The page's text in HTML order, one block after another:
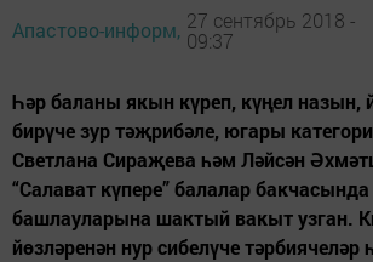
Апастово-информ, 27 сентябрь 2018 -
09:37
Һәр баланы якын күреп, күңел
бирүче зур тәҗрибәле, югары
Светлана Сираҗева һәм Ләйсән
“Салават күпере” балалар
башлауларына шактый вакыт узган.
йөзләренән нур сибелүче